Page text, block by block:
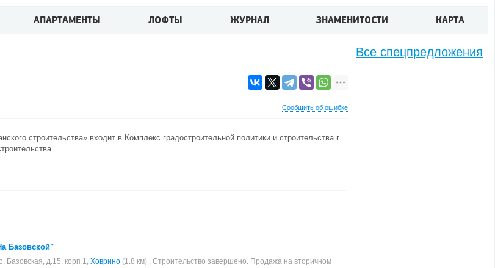
АПАРТАМЕНТЫ ЛОФТЫ ЖУРНАЛ ЗНАМЕНИТОСТИ КАРТА
Сообщить об ошибке
строительства» входит в Комплекс градостроительной политики и строительства г.
Базовской"
Базовская, д.15, корп 1, Ховрино (1.8 км) , Строительство завершено. Продажа на вторичном
Все спецпредложения